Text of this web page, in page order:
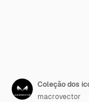
Coleção dos
macrovector